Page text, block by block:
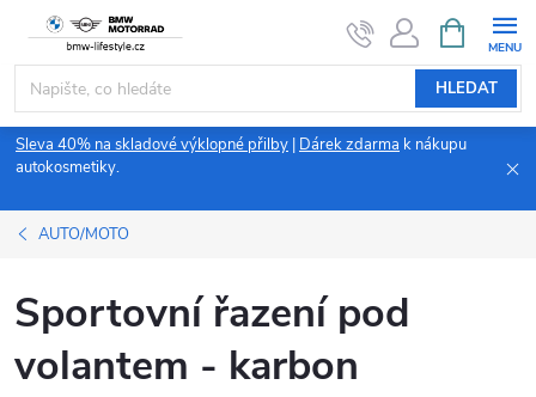
obsah
HLEDAT
NÁKUPNÍ
KOŠÍK
Sleva 40% na skladové výklopné přilby Dárek zdarma k nákupu
autokosmetiky.
AUTO/MOTO
Sportovní řazení pod
volantem - karbon